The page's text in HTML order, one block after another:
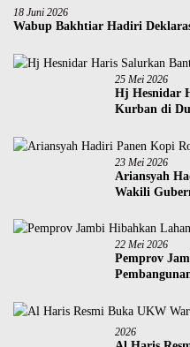
18 Juni 2026
Wabup Bakhtiar Hadiri
25 Mei 2026
Hj Hesnidar
Kurban di
23 Mei 2026
Ariansyah
Wakili
22 Mei 2026
Pemprov
2026